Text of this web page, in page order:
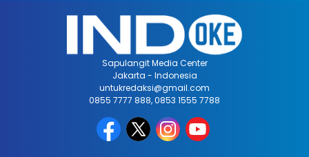
Sapulangit Media Center
Jakarta - Indonesia
untukredaksi@gmail.com
0855 7777 888, 0853 1555 7788